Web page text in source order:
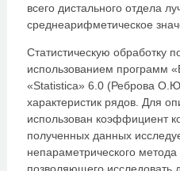
всего дистального отдела
среднеарифметическое
Статистическую обработку
использованием программ
«Statistica» 6.0 (Реброва
характеристик рядов. Для
использован коэффициент
полученных данных
непараметрического